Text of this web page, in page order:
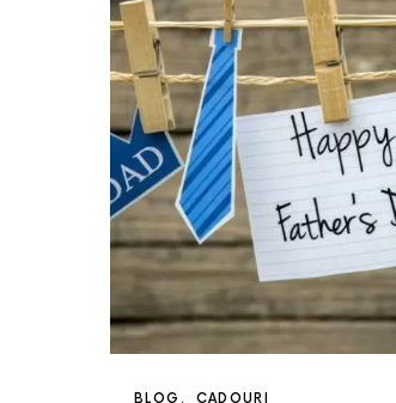
BLOG CADOURI